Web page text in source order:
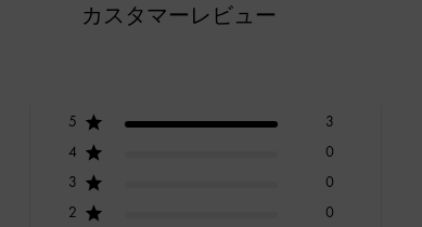
カスタマーレビュー
5
3
4
0
3
0
2
0